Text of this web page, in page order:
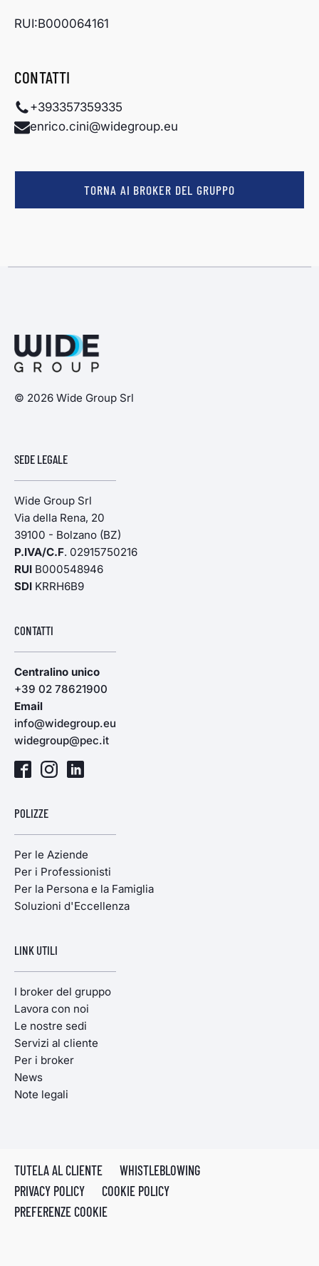
RUI:B000064161
CONTATTI
+393357359335
enrico.cini@widegroup.eu
TORNA AI BROKER DEL GRUPPO
© 2026 Wide Group Srl
SEDE LEGALE
Wide Group Srl
Via della Rena, 20
39100 - Bolzano (BZ)
P.IVA/C.F. 02915750216
RUI B000548946
SDI KRRH6B9
CONTATTI
Centralino unico
+39 02 78621900
Email
info@widegroup.eu
widegroup@pec.it
POLIZZE
Per le Aziende
Per i Professionisti
Per la Persona e la Famiglia
Soluzioni d'Eccellenza
LINK UTILI
I broker del gruppo
Lavora con noi
Le nostre sedi
Servizi al cliente
Per i broker
News
Note legali
TUTELA AL CLIENTE
WHISTLEBLOWING
PRIVACY POLICY
COOKIE POLICY
PREFERENZE COOKIE